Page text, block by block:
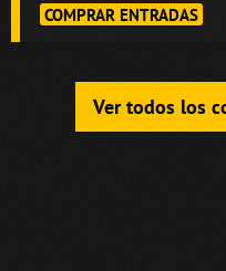
COMPRAR ENTRADAS
Ver todos los